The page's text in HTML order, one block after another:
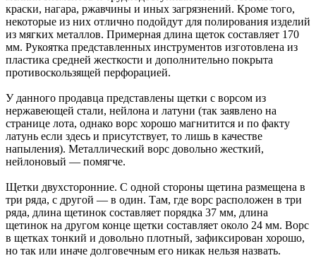
краски, нагара, ржавчины и иных загрязнений. Кроме того,
некоторые из них отлично подойдут для полирования изделий
из мягких металлов. Примерная длина щеток составляет 170
мм. Рукоятка представленных инструментов изготовлена из
пластика средней жесткости и дополнительно покрыта
противоскользящей перфорацией.
У данного продавца представлены щетки с ворсом из
нержавеющей стали, нейлона и латуни (так заявлено на
странице лота, однако ворс хорошо магнитится и по факту
латунь если здесь и присутствует, то лишь в качестве
напыления). Металлический ворс довольно жесткий,
нейлоновый — помягче.
Щетки двухсторонние. С одной стороны щетина размещена в
три ряда, с другой — в один. Там, где ворс расположен в три
ряда, длина щетинок составляет порядка 37 мм, длина
щетинок на другом конце щетки составляет около 24 мм. Ворс
в щетках тонкий и довольно плотный, зафиксирован хорошо,
но так или иначе долговечным его никак нельзя назвать.